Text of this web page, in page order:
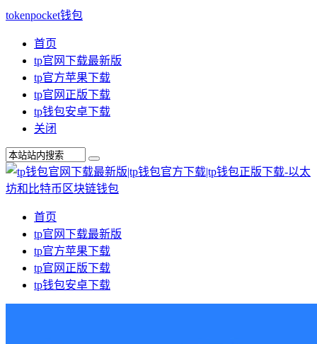
tokenpocket钱包
首页
tp官网下载最新版
tp官方苹果下载
tp官网正版下载
tp钱包安卓下载
关闭
首页
tp官网下载最新版
tp官方苹果下载
tp官网正版下载
tp钱包安卓下载